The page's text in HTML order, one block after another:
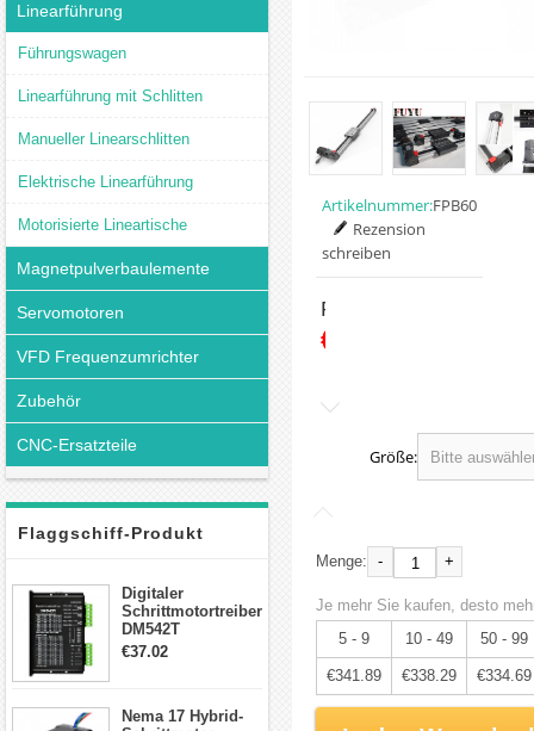
Linearführung
Führungswagen
Linearführung mit Schlitten
Manueller Linearschlitten
Elektrische Linearführung
Motorisierte Lineartische
Magnetpulverbaulemente
Servomotoren
VFD Frequenzumrichter
Zubehör
CNC-Ersatzteile
Flaggschiff-Produkt
Digitaler
Schrittmotortreiber
DM542T
Schrittmotor
Schrittmotor
€37.02
Nema 17 Hybrid-
Artikelnummer:FPB60
Rezension
schreiben
Preis:
€359.88
Größe:
Menge: - +
Je mehr Sie kaufen, desto
5 - 9
10 - 49 50 - 99
€341.89 €338.29 €334.69